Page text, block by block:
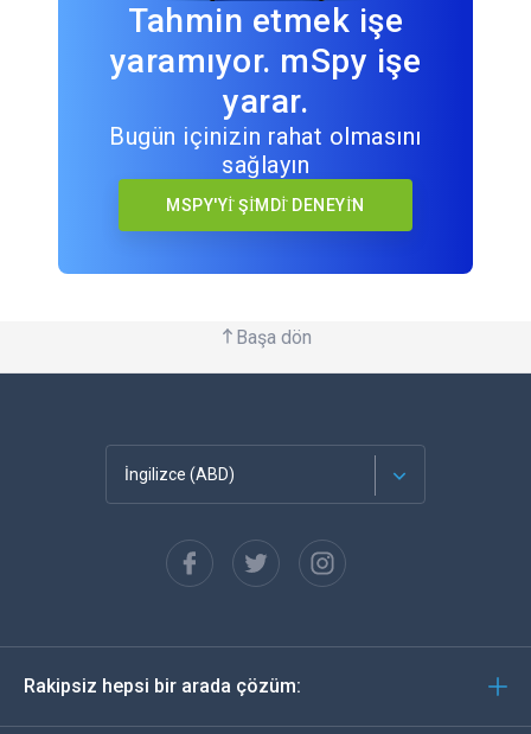
Tahmin etmek işe
yaramıyor. mSpy işe
yarar.
Bugün içinizin rahat olmasını
sağlayın
MSPY'Yİ ŞİMDİ DENEYİN
Başa dön
İngilizce (ABD)
Español
Almanca
Rakipsiz hepsi bir arada çözüm: